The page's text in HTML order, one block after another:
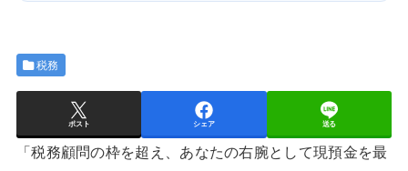
税務
ポスト シェア 送る
「税務顧問の枠を超え、あなたの右腕として現預金を最